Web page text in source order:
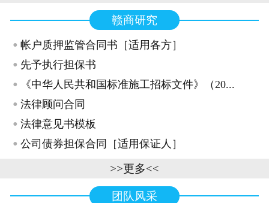
赣商研究
· 帐户质押监管合同书［适用各方］
· 先予执行担保书
· 《中华人民共和国标准施工招标文件》（20...
· 法律顾问合同
· 法律意见书模板
· 公司债券担保合同［适用保证人］
>>更多<<
团队风采